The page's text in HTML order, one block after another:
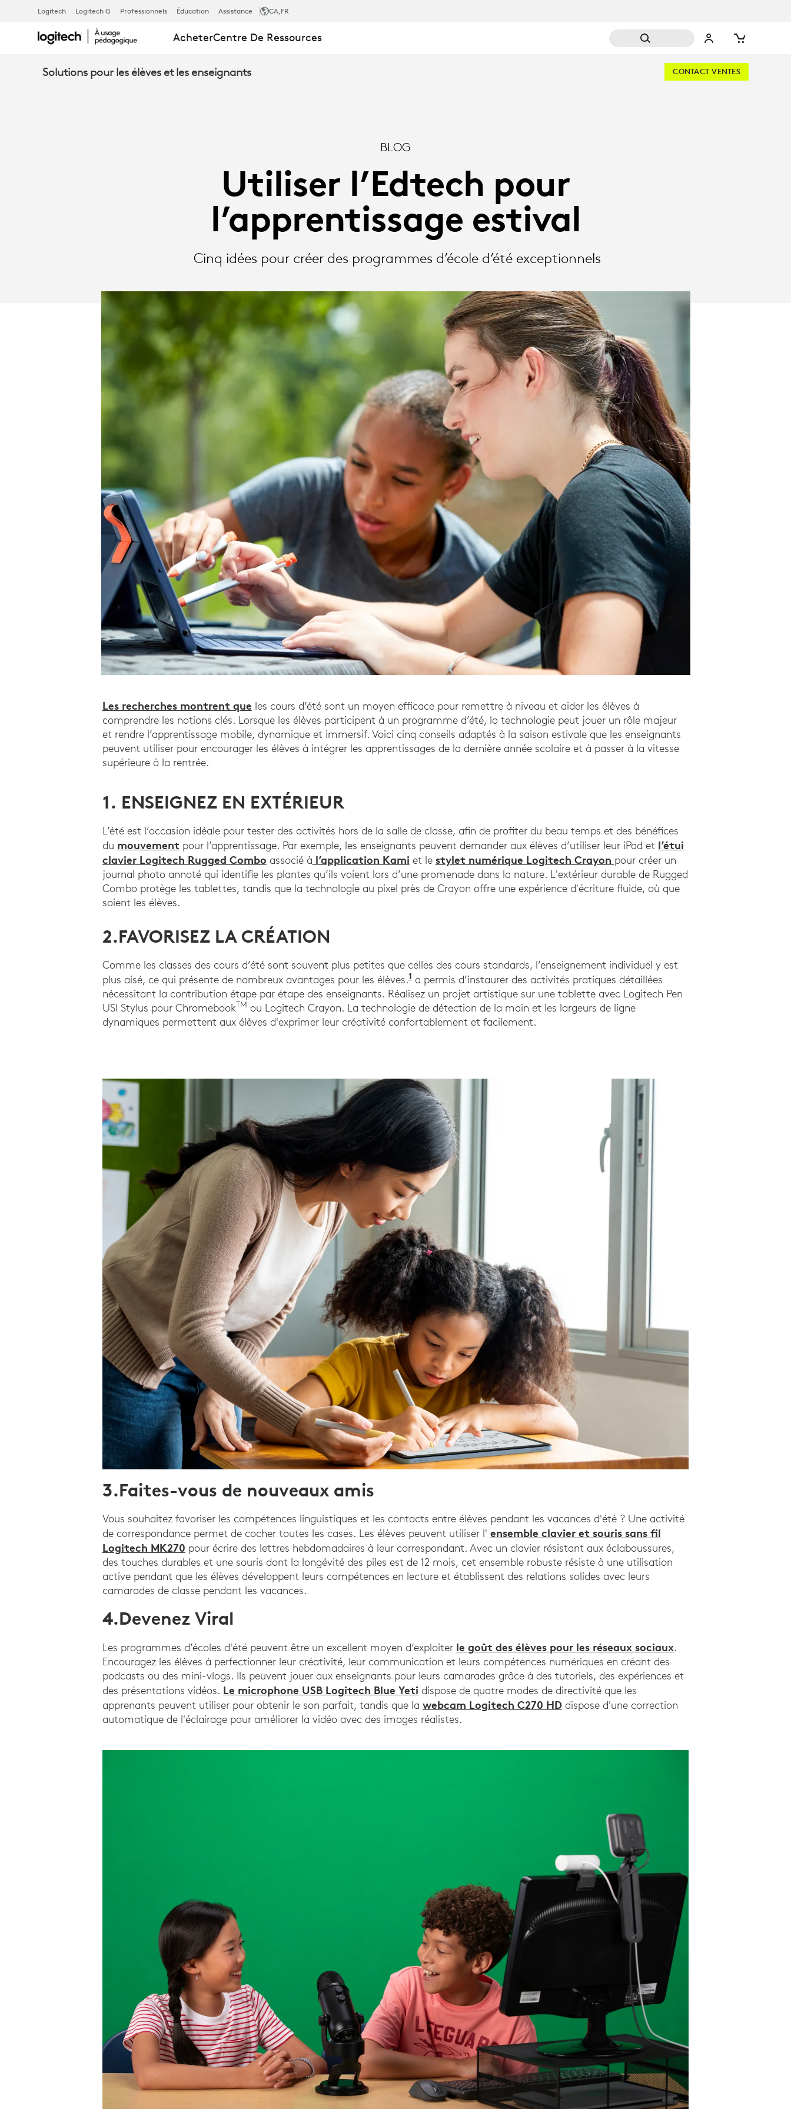
UTILISER
L’EDTECH
L’APPRENTISSAGE
Logitech Logitech G Professionnels Éducation Assistance CA,FR
AcheterCentre De Ressources
Solutions pour les élèves et les enseignants CONTACT VENTES
BLOG
Utiliser l’Edtech pour
l’apprentissage estival
Cinq idées pour créer des programmes d’école d’été exceptionnels
Les recherches montrent que les cours d’été sont un moyen efficace pour remettre à niveau et aider les élèves à
comprendre les notions clés. Lorsque les élèves participent à un programme d’été, la technologie peut jouer un rôle majeur
et rendre l’apprentissage mobile, dynamique et immersif. Voici cinq conseils adaptés à la saison estivale que les enseignants
peuvent utiliser pour encourager les élèves à intégrer les apprentissages de la dernière année scolaire et à passer à la vitesse
supérieure à la rentrée.
1. ENSEIGNEZ EN EXTÉRIEUR
L’été est l’occasion idéale pour tester des activités hors de la salle de classe, afin de profiter du beau temps et des bénéfices
du mouvement pour l’apprentissage. Par exemple, les enseignants peuvent demander aux élèves d’utiliser leur iPad et l’étui
clavier Logitech Rugged Combo associé à l’application Kami et le stylet numérique Logitech Crayon pour créer un
journal photo annoté qui identifie les plantes qu’ils voient lors d’une promenade dans la nature. L'extérieur durable de Rugged
Combo protège les tablettes, tandis que la technologie au pixel près de Crayon offre une expérience d'écriture fluide, où que
soient les élèves.
2.FAVORISEZ LA CRÉATION
Comme les classes des cours d’été sont souvent plus petites que celles des cours standards, l’enseignement individuel y est
plus aisé, ce qui présente de nombreux avantages pour les élèves.1(2023). Notre étude de 4 semaines sur des élèves de primaire avec Zone
a permis d’instaurer des activités pratiques détaillées
nécessitant la contribution étape par étape des enseignants. Réalisez un projet artistique sur une tablette avec Logitech Pen
USI Stylus pour ChromebookTM ou Logitech Crayon. La technologie de détection de la main et les largeurs de ligne
dynamiques permettent aux élèves d'exprimer leur créativité confortablement et facilement.
3.Faites-vous de nouveaux amis
Vous souhaitez favoriser les compétences linguistiques et les contacts entre élèves pendant les vacances d'été ? Une activité
de correspondance permet de cocher toutes les cases. Les élèves peuvent utiliser l' ensemble clavier et souris sans fil
Logitech MK270 pour écrire des lettres hebdomadaires à leur correspondant. Avec un clavier résistant aux éclaboussures,
des touches durables et une souris dont la longévité des piles est de 12 mois, cet ensemble robuste résiste à une utilisation
active pendant que les élèves développent leurs compétences en lecture et établissent des relations solides avec leurs
camarades de classe pendant les vacances.
4.Devenez Viral
Les programmes d’écoles d'été peuvent être un excellent moyen d’exploiter le goût des élèves pour les réseaux sociaux.
Encouragez les élèves à perfectionner leur créativité, leur communication et leurs compétences numériques en créant des
podcasts ou des mini-vlogs. Ils peuvent jouer aux enseignants pour leurs camarades grâce à des tutoriels, des expériences et
des présentations vidéos. Le microphone USB Logitech Blue Yeti dispose de quatre modes de directivité que les
apprenants peuvent utiliser pour obtenir le son parfait, tandis que la webcam Logitech C270 HDdispose d'une correction
automatique de l'éclairage pour améliorer la vidéo avec des images réalistes.